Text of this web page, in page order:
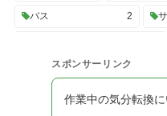
バス 2
2 SQL
システム構成 2
スポンサーリンク
作業中の気分転換